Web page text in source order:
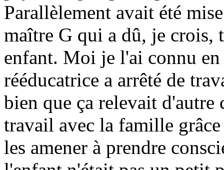
Parallèlement avait été
maître G qui a dû, je crois,
enfant. Moi je l'ai connu
rééducatrice a arrêté de
bien que ça relevait
travail avec la famille
les amener à prendre